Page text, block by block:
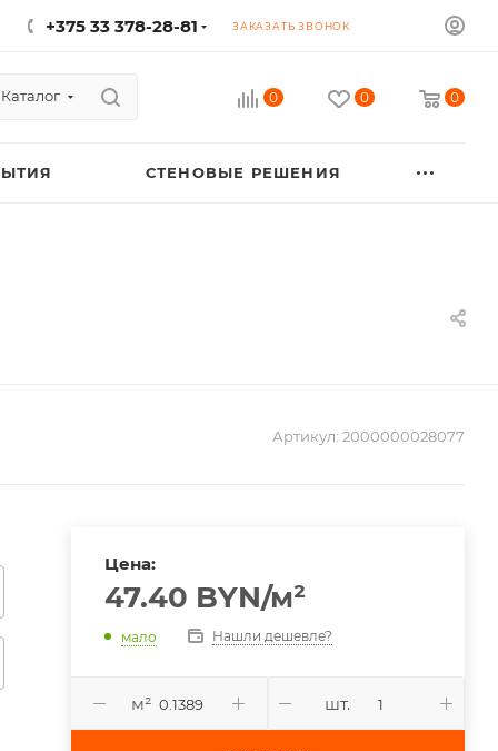
+375 33 378-28-81 ЗАКАЗАТЬ ЗВОНОК
Каталог 0 0 0
СТЕНОВЫЕ РЕШЕНИЯ
Артикул: 2000000028077
Цена:
47.40 BYN/м²
мало Нашли дешевле?
м² шт.